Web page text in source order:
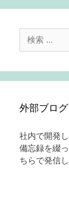
ー
ョ
索:
外部ブログ
社内で開発
備忘録を綴
ちらで発信し